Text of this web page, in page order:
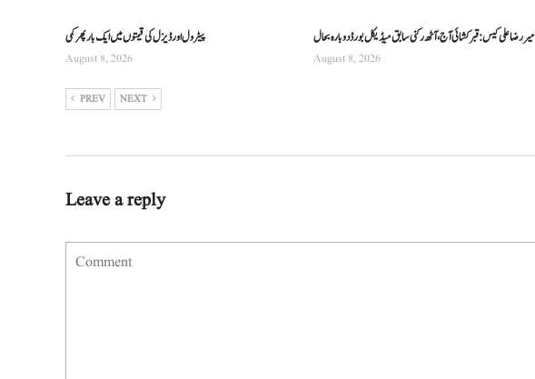
پیٹرول اور ڈیزل کی قیمتوں میں ایک بار پھر کمی
August 8, 2026
میر رضا علی کیس: قبر کشائی آج، آٹھ رکنی سابق میڈیکل بورڈ دوبارہ بحال
August 8, 2026
PREV NEXT
Leave a reply